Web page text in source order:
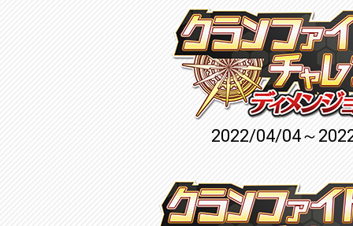
2022/04/04～